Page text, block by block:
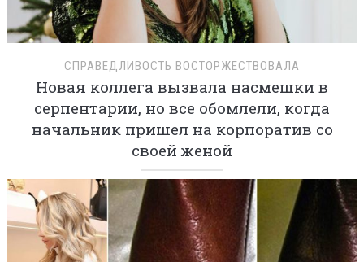
СПРАВЕДЛИВОСТЬ ВОСТОРЖЕСТВОВАЛА
Новая коллега вызвала насмешки в
серпентарии, но все обомлели, когда
начальник пришел на корпоратив со
своей женой